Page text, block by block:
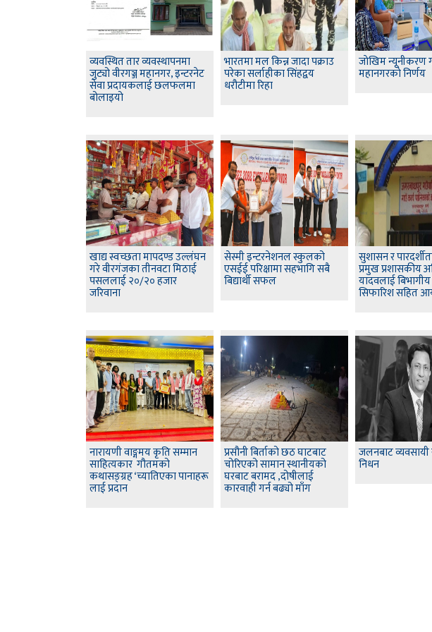
व्यवस्थित तार व्यवस्थापनमा
जुट्यो वीरगञ्ज महानगर, इन्टरनेट
सेवा प्रदायकलाई छलफलमा
बोलाइयो
भारतमा मल किन्न जादा पक्राउ
परेका सर्लाहीका सिंहद्वय
धरौटीमा रिहा
जाेखिम न्यूनीकरण
महानगरकाे निर्णय
खाद्य स्वच्छता मापदण्ड उल्लंघन
गरे वीरगंजका तीनवटा मिठाई
पसललाई २०/२० हजार
जरिवाना
सेस्मी इन्टरनेशनल स्कुलको
एसईई परिक्षामा सहभागि सबै
बिद्यार्थी सफल
सुशासन र
प्रमुख प्रशासकीय
यादवलाई
सिफारिश सहित
नारायणी वाङ्गमय कृति सम्मान
साहित्यकार गौतमको
कथासङ्ग्रह ‘च्यातिएका पानाहरू
लाई प्रदान
प्रसौनी बिर्ताको छठ घाटबाट
चोरिएको सामान स्थानीयको
घरबाट बरामद ,दोषीलाई
कारवाही गर्न बढ्यो माँग
जलनबाट व्यवसायी
निधन